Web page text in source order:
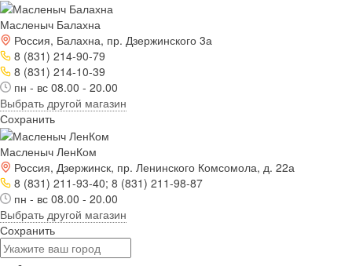
Масленыч Балахна
Россия, Балахна, пр. Дзержинского 3а
8 (831) 214-90-79
8 (831) 214-10-39
пн - вс 08.00 - 20.00
Выбрать другой магазин
Сохранить
Масленыч ЛенКом
Россия, Дзержинск, пр. Ленинского Комсомола, д. 22а
8 (831) 211-93-40; 8 (831) 211-98-87
пн - вс 08.00 - 20.00
Выбрать другой магазин
Сохранить